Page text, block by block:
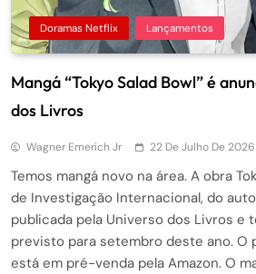
Doramas Netflix Lançamentos
Mangá “Tokyo Salad Bowl” é
dos Livros
Wagner Emerich Jr 22 De Julho De 2026
Temos mangá novo na área. A obra
de Investigação Internacional, do
publicada pela Universo dos Livros e
previsto para setembro deste ano. O
está em pré-venda pela Amazon. O